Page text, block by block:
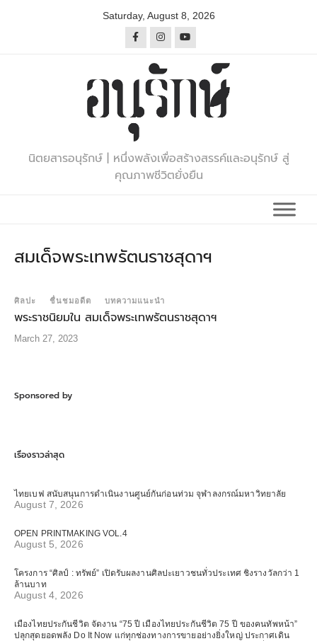
Saturday, August 8, 2026
นิตยสารอนุรักษ์ | หนึ่งพลังเพื่อสร้างสรรค์และอนุรักษ์ สู่
คุณภาพชีวิตยั่งยืน
สมเด็จพระเทพรัตนราชสุดาฯ
ศิลปะ ชื่นชมอดีต บทความแนะนำ
พระราชนิยมใน สมเด็จพระเทพรัตนราชสุดาฯ
March 27, 2023
Sponsored by
เรื่องราวล่าสุด
ไทยเบฟ สนับสนุนการดำเนินงานศูนย์กันก่อนท่วม จุฬาลงกรณ์มหาวิทยาลัย
August 7, 2026
OPEN PRINTMAKING VOL.4
August 5, 2026
โครงการ “ศิลป์ : ทรัพย์” เปิดรับผลงานศิลปะเยาวชนทั่วประเทศ ชิงรางวัลกว่า 1
ล้านบาท
August 4, 2026
เมืองไทยประกันชีวิต จัดงาน “75 ปี เมืองไทยประกันชีวิต 75 ปี ของคนทัพหน้า”
ปลุกสุดยอดพลัง Do It Now แก่ทุกช่องทางการขายอย่างยิ่งใหญ่ ประกาศเดิน